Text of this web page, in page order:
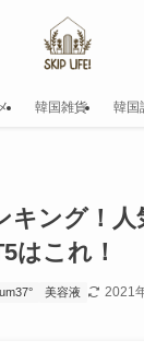
韓国雑貨 韓国
キング！
はこれ！
美容液 2021